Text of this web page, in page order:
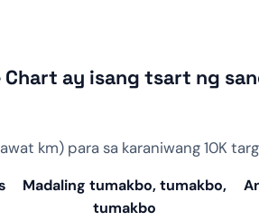
ay isang tsart ng
km) para sa karaniwang 10K
Madaling tumakbo, tumakbo,
tumakbo